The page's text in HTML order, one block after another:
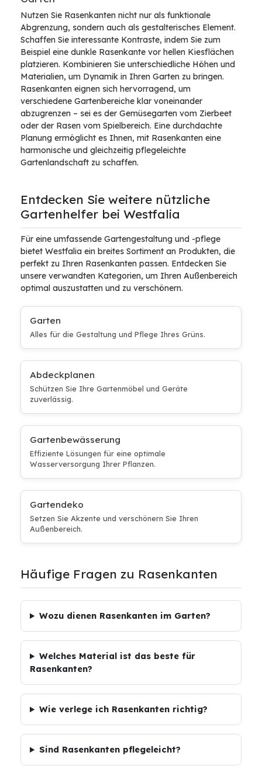
Nutzen Sie Rasenkanten nicht nur als funktionale
Abgrenzung, sondern auch als gestalterisches Element.
Schaffen Sie interessante Kontraste, indem Sie zum
Beispiel eine dunkle Rasenkante vor hellen Kiesflächen
platzieren. Kombinieren Sie unterschiedliche Höhen und
Materialien, um Dynamik in Ihren Garten zu bringen.
Rasenkanten eignen sich hervorragend, um
verschiedene Gartenbereiche klar voneinander
abzugrenzen – sei es der Gemüsegarten vom Zierbeet
oder der Rasen vom Spielbereich. Eine durchdachte
Planung ermöglicht es Ihnen, mit Rasenkanten eine
harmonische und gleichzeitig pflegeleichte
Gartenlandschaft zu schaffen.
Entdecken Sie weitere nützliche
Gartenhelfer bei Westfalia
Für eine umfassende Gartengestaltung und -pflege
bietet Westfalia ein breites Sortiment an Produkten, die
perfekt zu Ihren Rasenkanten passen. Entdecken Sie
unsere verwandten Kategorien, um Ihren Außenbereich
optimal auszustatten und zu verschönern.
Garten
Alles für die Gestaltung und Pflege Ihres Grüns.
Abdeckplanen
Schützen Sie Ihre Gartenmöbel und Geräte
zuverlässig.
Gartenbewässerung
Effiziente Lösungen für eine optimale
Wasserversorgung Ihrer Pflanzen.
Gartendeko
Setzen Sie Akzente und verschönern Sie Ihren
Außenbereich.
Häufige Fragen zu Rasenkanten
Wozu dienen Rasenkanten im Garten?
Welches Material ist das beste für
Rasenkanten?
Wie verlege ich Rasenkanten richtig?
Sind Rasenkanten pflegeleicht?